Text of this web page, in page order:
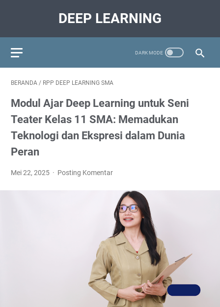
DEEP LEARNING
BERANDA / RPP DEEP LEARNING SMA
Modul Ajar Deep Learning untuk Seni
Teater Kelas 11 SMA: Memadukan
Teknologi dan Ekspresi dalam Dunia
Peran
Mei 22, 2025 Posting Komentar